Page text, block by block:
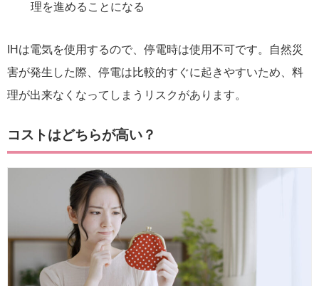
理を進めることになる
IHは電気を使用するので、停電時は使用不可です。自然災
害が発生した際、停電は比較的すぐに起きやすいため、料
理が出来なくなってしまうリスクがあります。
コストはどちらが高い？